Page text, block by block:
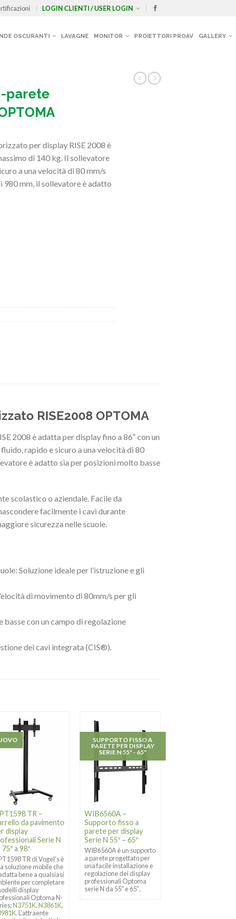
LOGIN CLIENTI / USER LOGIN
OSCURANTI LAVAGNE MONITOR PROIETTORI PROAV GALLERY
parete
per display RISE 2008 è
di 140 kg. Il sollevatore
a una velocità di 80 mm/s
980 mm, il sollevatore è adatto
RISE2008 OPTOMA
2008 è adatta per display fino a 86″ con un
rapido e sicuro a una velocità di 80
è adatto sia per posizioni molto basse
scolastico o aziendale. Facile da
facilmente i cavi durante
sicurezza nelle scuole.
Soluzione ideale per l’istruzione e gli
di movimento di 80mm/s per gli
con un campo di regolazione
dei cavi integrata (CIS®).
TR –
da pavimento
display
Serie N
75″ a 98″
TR di Vogel’s è
soluzione mobile che
bene a qualsiasi
per completare
display
Optoma N-
N3751K,N3861K,
. L’attraente
WIB6560A –
Supporto fisso a
parete per display
Serie N 55″ – 65″
WIB6560A è un supporto
a parete progettato per
una facile installazione e
regolazione dei display
professionali Optoma
serie N da 55″ e 65″.
SUPPORTO FISSO A
PARETE PER DISPLAY
SERIE N 55" - 65"